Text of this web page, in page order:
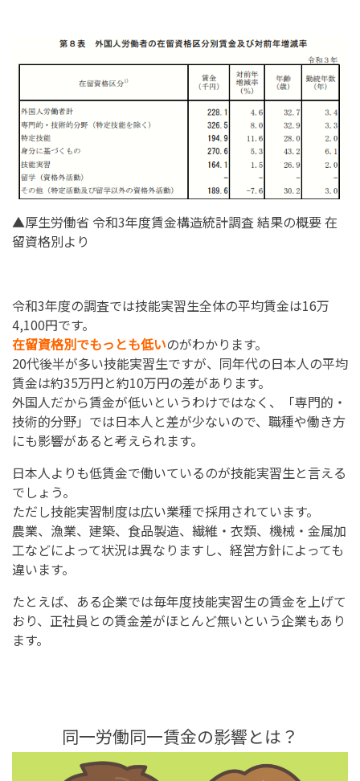
▲厚生労働省 令和3年度賃金構造統計調査 結果の概要 在
留資格別より
令和3年度の調査では技能実習生全体の平均賃金は16万
4,100円です。
在留資格別でもっとも低いのがわかります。
20代後半が多い技能実習生ですが、同年代の日本人の平均
賃金は約35万円と約10万円の差があります。
外国人だから賃金が低いというわけではなく、「専門的・
技術的分野」では日本人と差が少ないので、職種や働き方
にも影響があると考えられます。
日本人よりも低賃金で働いているのが技能実習生と言える
でしょう。
ただし技能実習制度は広い業種で採用されています。
農業、漁業、建築、食品製造、繊維・衣類、機械・金属加
工などによって状況は異なりますし、経営方針によっても
違います。
たとえば、ある企業では毎年度技能実習生の賃金を上げて
おり、正社員との賃金差がほとんど無いという企業もあり
ます。
同一労働同一賃金の影響とは？